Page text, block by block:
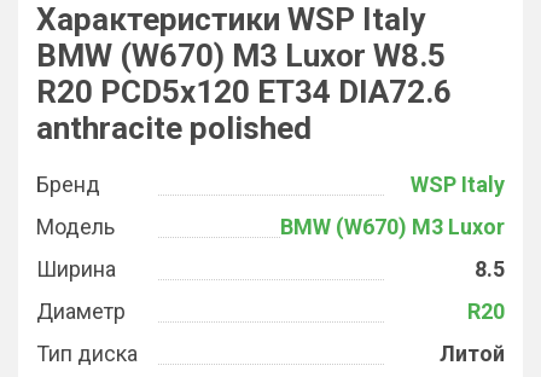
Характеристики WSP Italy
BMW (W670) M3 Luxor W8.5
R20 PCD5x120 ET34 DIA72.6
anthracite polished
Бренд
WSP Italy
Модель
BMW (W670) M3 Luxor
Ширина
8.5
Диаметр
R20
Тип диска
Литой